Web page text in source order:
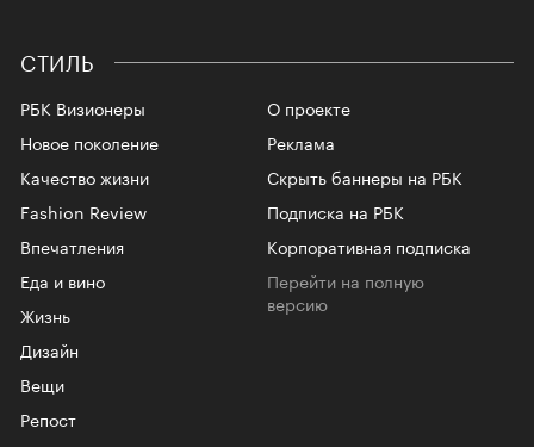
СТИЛЬ
РБК Визионеры
Новое поколение
Качество жизни
Fashion Review
Впечатления
Еда и вино
Жизнь
Дизайн
Вещи
Репост
О проекте
Реклама
Скрыть баннеры на РБК
Подписка на РБК
Корпоративная подписка
Перейти на полную
версию